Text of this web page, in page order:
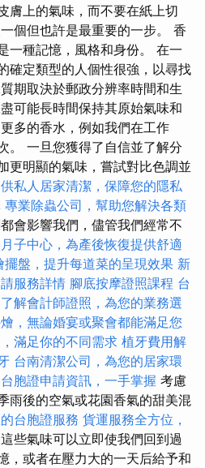
膚上的氣味，而不要在紙上切
個但也許是最重要的一步。 香
一種記憶，風格和身份。 在一
確定類型的人個性很強，以尋找
期取決於郵政分辨率時間和生
可能長時間保持其原始氣味和
多的香水，例如我們在工作
。 一旦您獲得了自信並了解分
更明顯的氣味，嘗試對比色調並
私人居家清潔，保障您的隱私
專業除蟲公司，幫助您解決各類
會影響我們，儘管我們經常不
子中心，為產後恢復提供舒適
擺盤，提升每道菜的呈現效果 新
服務詳情 腳底按摩證照課程 台
了解會計師證照，為您的業務選
，無論婚宴或聚會都能滿足您
滿足你的不同需求 植牙費用解
台南清潔公司，為您的居家環
胞證申請資訊，一手掌握 考慮
雨後的空氣或花園香氣的甜美混
台胞證服務 貨運服務全方位，
這些氣味可以立即使我們回到過
，或者在壓力大的一天后給予和